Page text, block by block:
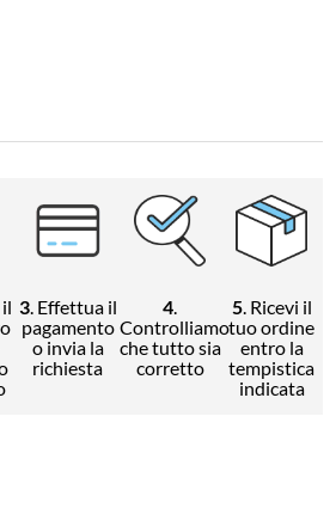
3. Effettua il
pagamento
o invia la
richiesta
4.
Controlliamo
che tutto sia
corretto
5. Ricevi il
tuo ordine
entro la
tempistica
indicata